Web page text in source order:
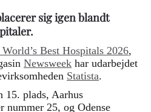
sig igen blandt
Best Hospitals 2026,
Newsweek har udarbejdet
Statista.
15. plads, Aarhus
nummer 25, og Odense